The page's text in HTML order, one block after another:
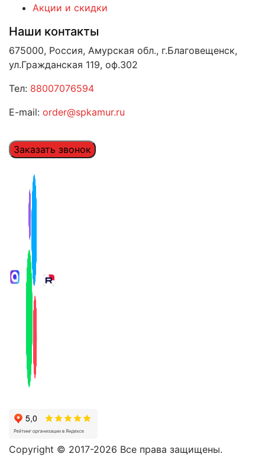
Акции и скидки
Наши контакты
675000, Россия, Амурская обл., г.Благовещенск,
ул.Гражданская 119, оф.302
Тел: 88007076594
E-mail: order@spkamur.ru
Заказать звонок
Copyright © 2017-2026 Все права защищены.